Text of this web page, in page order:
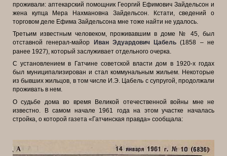
проживали: аптекарский помощник Георгий Ефимович Зайдельсон и
жена купца Мера Нахмановна Зайдельсон. Кстати, сведений о
торговом деле Ефима Зайдельсона мне тоже найти не удалось.
Третьим известным человеком, проживавшим в доме № 45, был
отставнойгенерал-майор Иван Эдуардович Цабель (1858 – не
ранее 1927), который заслуживает отдельного очерка.
С установлением в Гатчине советской власти дом в 1920-х годах
был муниципализирован и стал коммунальным жильем. Некоторые
из бывшихжильцов, в том числе И.Э. Цабель с супругой, продолжали
проживать в нем.
О судьбе дома во время Великой отечественной войны мне не
известно. Всамом начале 1961 года на этом участке началась
стройка, о которой газета «Гатчинская правда» сообщала: